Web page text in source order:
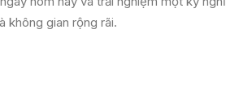
không gian rộng rãi.